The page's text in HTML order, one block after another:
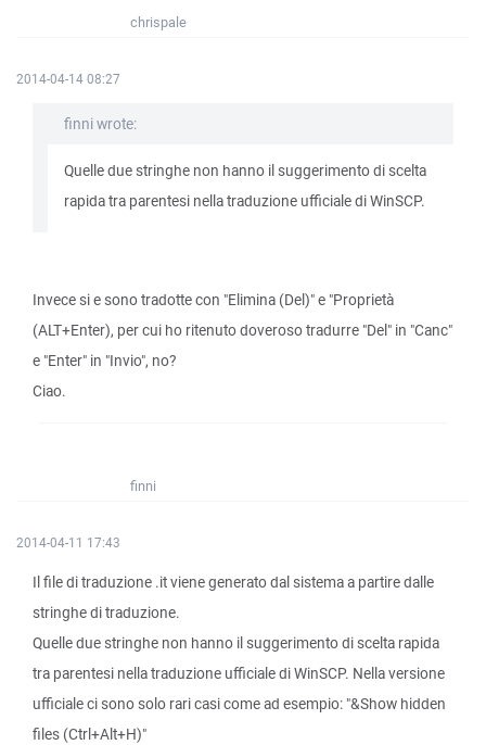
chrispale
2014-04-14 08:27
finni wrote:
Quelle due stringhe non hanno il suggerimento di scelta
rapida tra parentesi nella traduzione ufficiale di WinSCP.
Invece si e sono tradotte con "Elimina (Del)" e "Proprietà
(ALT+Enter), per cui ho ritenuto doveroso tradurre "Del" in "Canc"
e "Enter" in "Invio", no?
Ciao.
finni
2014-04-11 17:43
Il file di traduzione .it viene generato dal sistema a partire dalle
stringhe di traduzione.
Quelle due stringhe non hanno il suggerimento di scelta rapida
tra parentesi nella traduzione ufficiale di WinSCP. Nella versione
ufficiale ci sono solo rari casi come ad esempio: "&Show hidden
files (Ctrl+Alt+H)"